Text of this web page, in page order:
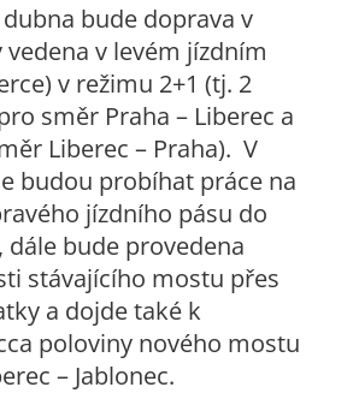
bude doprava v
v levém jízdním
v režimu 2+1 (tj. 2
směr Praha – Liberec a
Liberec – Praha). V
budou probíhat práce na
jízdního pásu do
dále bude provedena
stávajícího mostu přes
a dojde také k
poloviny nového mostu
– Jablonec.